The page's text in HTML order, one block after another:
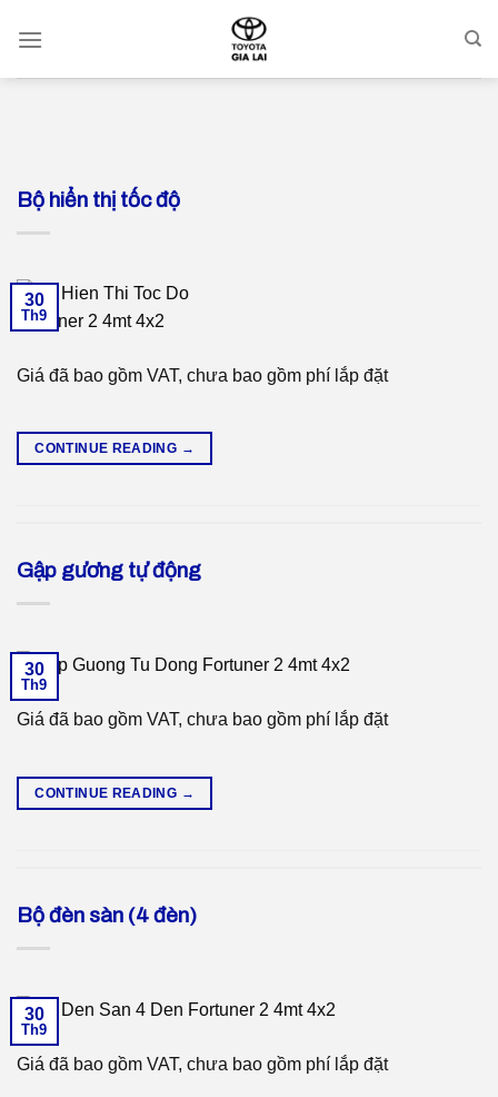
Bộ hiển thị tốc độ
30
Th9
Giá đã bao gồm VAT, chưa bao gồm phí lắp đặt
CONTINUE READING →
Gập gương tự động
30
Th9
Giá đã bao gồm VAT, chưa bao gồm phí lắp đặt
CONTINUE READING →
Bộ đèn sàn (4 đèn)
30
Th9
Giá đã bao gồm VAT, chưa bao gồm phí lắp đặt